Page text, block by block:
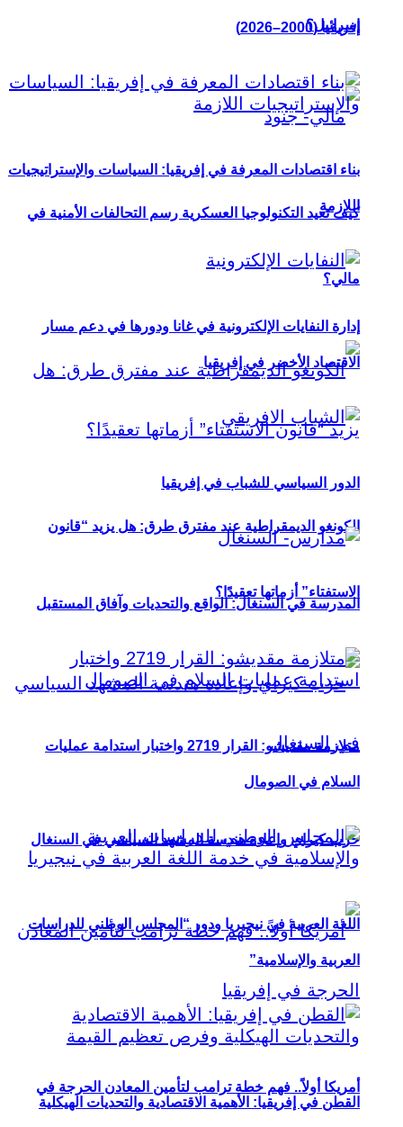
إسرائيل؟
كيف تعيد التكنولوجيا العسكرية رسم التحالفات الأمنية في
مالي؟
الكونغو الديمقراطية عند مفترق طرق: هل يزيد “قانون
الاستفتاء” أزماتها تعقيدًا؟
حزب كيراي وإعادة هندسة المشهد السياسي في السنغال
أمريكا أولاً.. فهم خطة ترامب لتأمين المعادن الحرجة في
إفريقيا (2000–2026)
بناء اقتصادات المعرفة في إفريقيا: السياسات والإستراتيجيات
اللازمة
إدارة النفايات الإلكترونية في غانا ودورها في دعم مسار
الاقتصاد الأخضر في إفريقيا
الدور السياسي للشباب في إفريقيا
المدرسة في السنغال: الواقع والتحديات وآفاق المستقبل
متلازمة مقديشو: القرار 2719 واختبار استدامة عمليات
السلام في الصومال
اللغة العربية في نيجيريا ودور “المجلس الوطني للدراسات
العربية والإسلامية”
القطن في إفريقيا: الأهمية الاقتصادية والتحديات الهيكلية